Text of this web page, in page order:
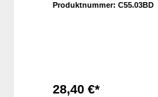
chemisch reinigen
Produktnummer: C55.03BD
28,40 €*